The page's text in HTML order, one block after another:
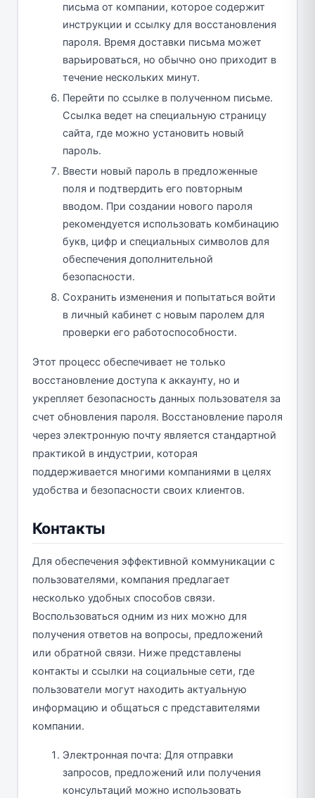
письма от компании, которое содержит
инструкции и ссылку для восстановления
пароля. Время доставки письма может
варьироваться, но обычно оно приходит в
течение нескольких минут.
Перейти по ссылке в полученном письме.
Ссылка ведет на специальную страницу
сайта, где можно установить новый
пароль.
Ввести новый пароль в предложенные
поля и подтвердить его повторным
вводом. При создании нового пароля
рекомендуется использовать комбинацию
букв, цифр и специальных символов для
обеспечения дополнительной
безопасности.
Сохранить изменения и попытаться войти
в личный кабинет с новым паролем для
проверки его работоспособности.
Этот процесс обеспечивает не только
восстановление доступа к аккаунту, но и
укрепляет безопасность данных пользователя за
счет обновления пароля. Восстановление пароля
через электронную почту является стандартной
практикой в индустрии, которая
поддерживается многими компаниями в целях
удобства и безопасности своих клиентов.
Контакты
Для обеспечения эффективной коммуникации с
пользователями, компания предлагает
несколько удобных способов связи.
Воспользоваться одним из них можно для
получения ответов на вопросы, предложений
или обратной связи. Ниже представлены
контакты и ссылки на социальные сети, где
пользователи могут находить актуальную
информацию и общаться с представителями
компании.
Электронная почта: Для отправки
запросов, предложений или получения
консультаций можно использовать